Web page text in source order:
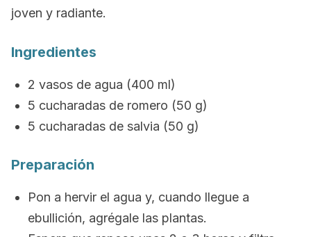
joven y radiante.
Ingredientes
2 vasos de agua (400 ml)
5 cucharadas de romero (50 g)
5 cucharadas de salvia (50 g)
Preparación
Pon a hervir el agua y, cuando llegue a
ebullición, agrégale las plantas.